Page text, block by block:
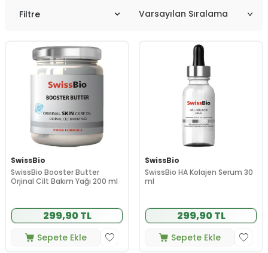
Filtre
SwissBio
SwissBio Booster Butter
Orjinal Cilt Bakım Yağı 200 ml
299,90 TL
Sepete Ekle
SwissBio
SwissBio HA Kolajen Serum 30
ml
299,90 TL
Sepete Ekle